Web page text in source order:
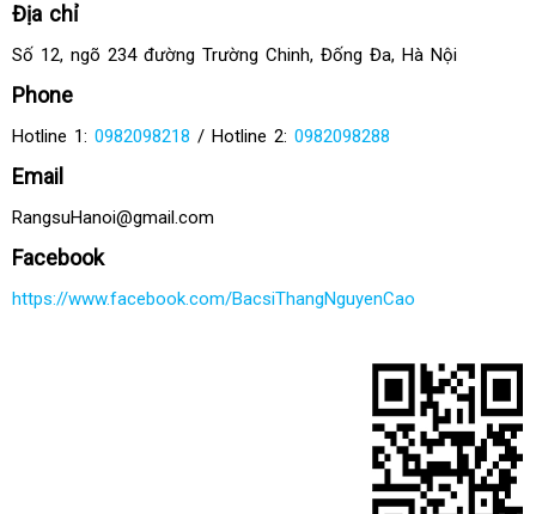
Địa chỉ
Số 12, ngõ 234 đường Trường Chinh, Đống Đa, Hà Nội
Phone
Hotline 1: 0982098218 / Hotline 2: 0982098288
Email
RangsuHanoi@gmail.com
Facebook
https://www.facebook.com/BacsiThangNguyenCao